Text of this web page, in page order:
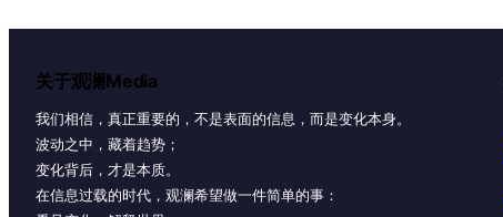
关于观澜Media
我们相信，真正重要的，不是表面的信息，而是变化本身。
波动之中，藏着趋势；
变化背后，才是本质。
在信息过载的时代，观澜希望做一件简单的事：